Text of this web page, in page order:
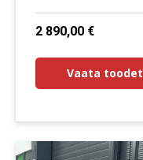
2 890,00 €
Vaata toodet